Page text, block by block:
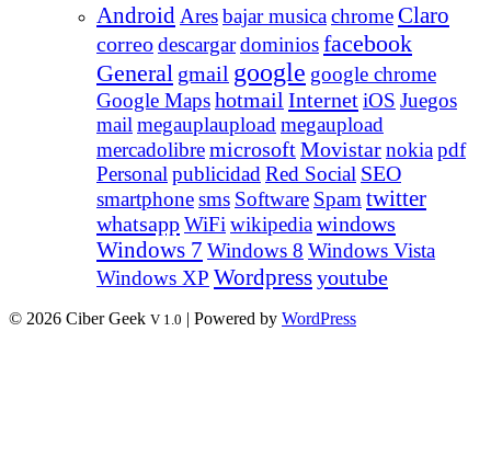
Android Aresbajar musicachromeClaro
correodescargardominiosfacebook
General gmail google google chrome
Google Mapshotmail InternetiOS Juegos
mail megauplaupload megaupload
mercadolibremicrosoftMovistarnokiapdf
Personal publicidad Red Social SEO
smartphonesms Software Spam twitter
whatsappWiFi wikipediawindows
Windows 7 Windows 8 Windows Vista
Windows XP Wordpressyoutube
© 2026 Ciber Geek V 1.0 | Powered by WordPress